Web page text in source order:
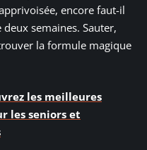
encore faut-il
semaines. Sauter,
la formule magique
les meilleures
les seniors et